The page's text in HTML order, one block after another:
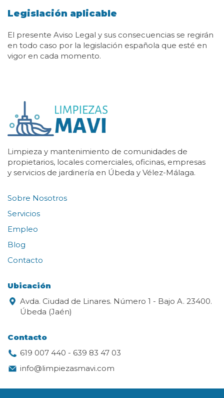
Legislación aplicable
El presente Aviso Legal y sus consecuencias se regirán
en todo caso por la legislación española que esté en
vigor en cada momento.
Limpieza y mantenimiento de comunidades de
propietarios, locales comerciales, oficinas, empresas
y servicios de jardinería en Úbeda y Vélez-Málaga.
Sobre Nosotros
Servicios
Empleo
Blog
Contacto
Ubicación
Avda. Ciudad de Linares. Número 1 - Bajo A. 23400.
Úbeda (Jaén)
Contacto
619 007 440 - 639 83 47 03
info@limpiezasmavi.com